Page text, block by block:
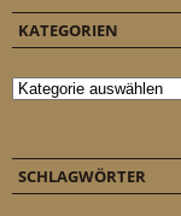
KATEGORIEN
Kategorien
SCHLAGWÖRTER